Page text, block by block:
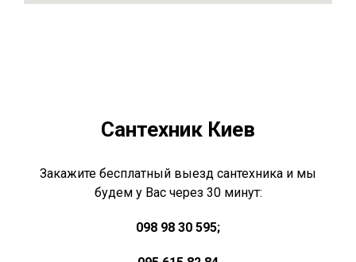
Сантехник Киев
Закажите бесплатный выезд сантехника и мы
будем у Вас через 30 минут:
098 98 30 595;